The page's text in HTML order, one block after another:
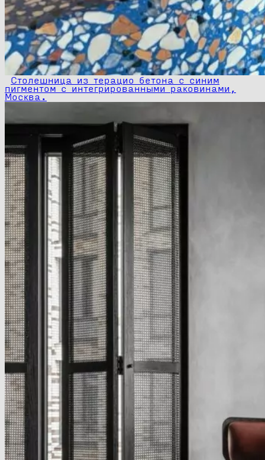
Столешница из терацио бетона с синим
пигментом с интегрированными раковинами,
Москва.